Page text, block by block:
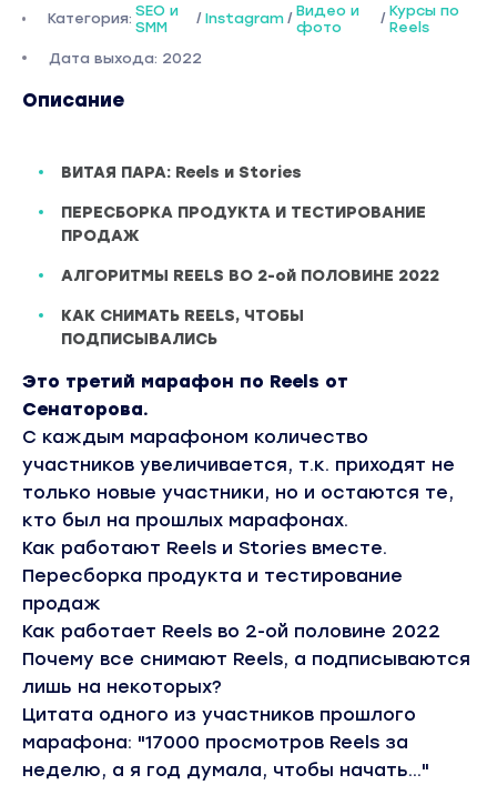
Категория: SEO и
SMM
/ Instagram / Видео и
фото
/ Курсы по
Reels
Дата выхода: 2022
Описание
ВИТАЯ ПАРА: Reels и Stories
ПЕРЕСБОРКА ПРОДУКТА И ТЕСТИРОВАНИЕ
ПРОДАЖ
АЛГОРИТМЫ REELS ВО 2-ой ПОЛОВИНЕ 2022
КАК СНИМАТЬ REELS, ЧТОБЫ
ПОДПИСЫВАЛИСЬ
Это третий марафон по Reels от
Сенаторова.
С каждым марафоном количество
участников увеличивается, т.к. приходят не
только новые участники, но и остаются те,
кто был на прошлых марафонах.
Как работают Reels и Stories вместе.
Пересборка продукта и тестирование
продаж
Как работает Reels во 2-ой половине 2022
Почему все снимают Reels, а подписываются
лишь на некоторых?
Цитата одного из участников прошлого
марафона: "17000 просмотров Reels за
неделю, а я год думала, чтобы начать..."